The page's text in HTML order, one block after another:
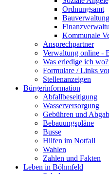
Ordnungsamt
Bauverwaltung
Kommunale
Ansprechpartner
Verwaltung online -
Was erledige ich
Formulare / Links
Stellenanzeigen
Bürgerinformation
Abfallbeseitigung
Wasserversorgung
Gebühren und
Bebauungspläne
Busse
Hilfen im Notfall
Wahlen
Zahlen und Fakten
Leben in Böhmfeld